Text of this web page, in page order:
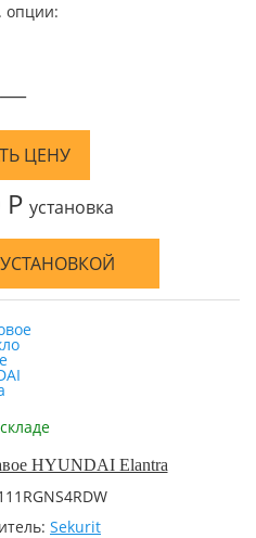
опции:
—
ЦЕНУ
Р установка
HYUNDAI Elantra
Sekurit